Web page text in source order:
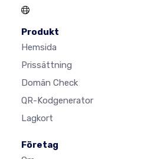
Produkt
Hemsida
Prissättning
Domän Check
QR-Kodgenerator
Lagkort
Företag